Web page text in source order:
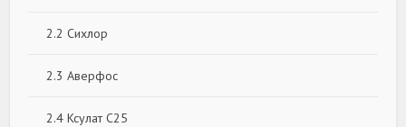
2.2 Сихлор
2.3 Аверфос
2.4 Ксулат С25